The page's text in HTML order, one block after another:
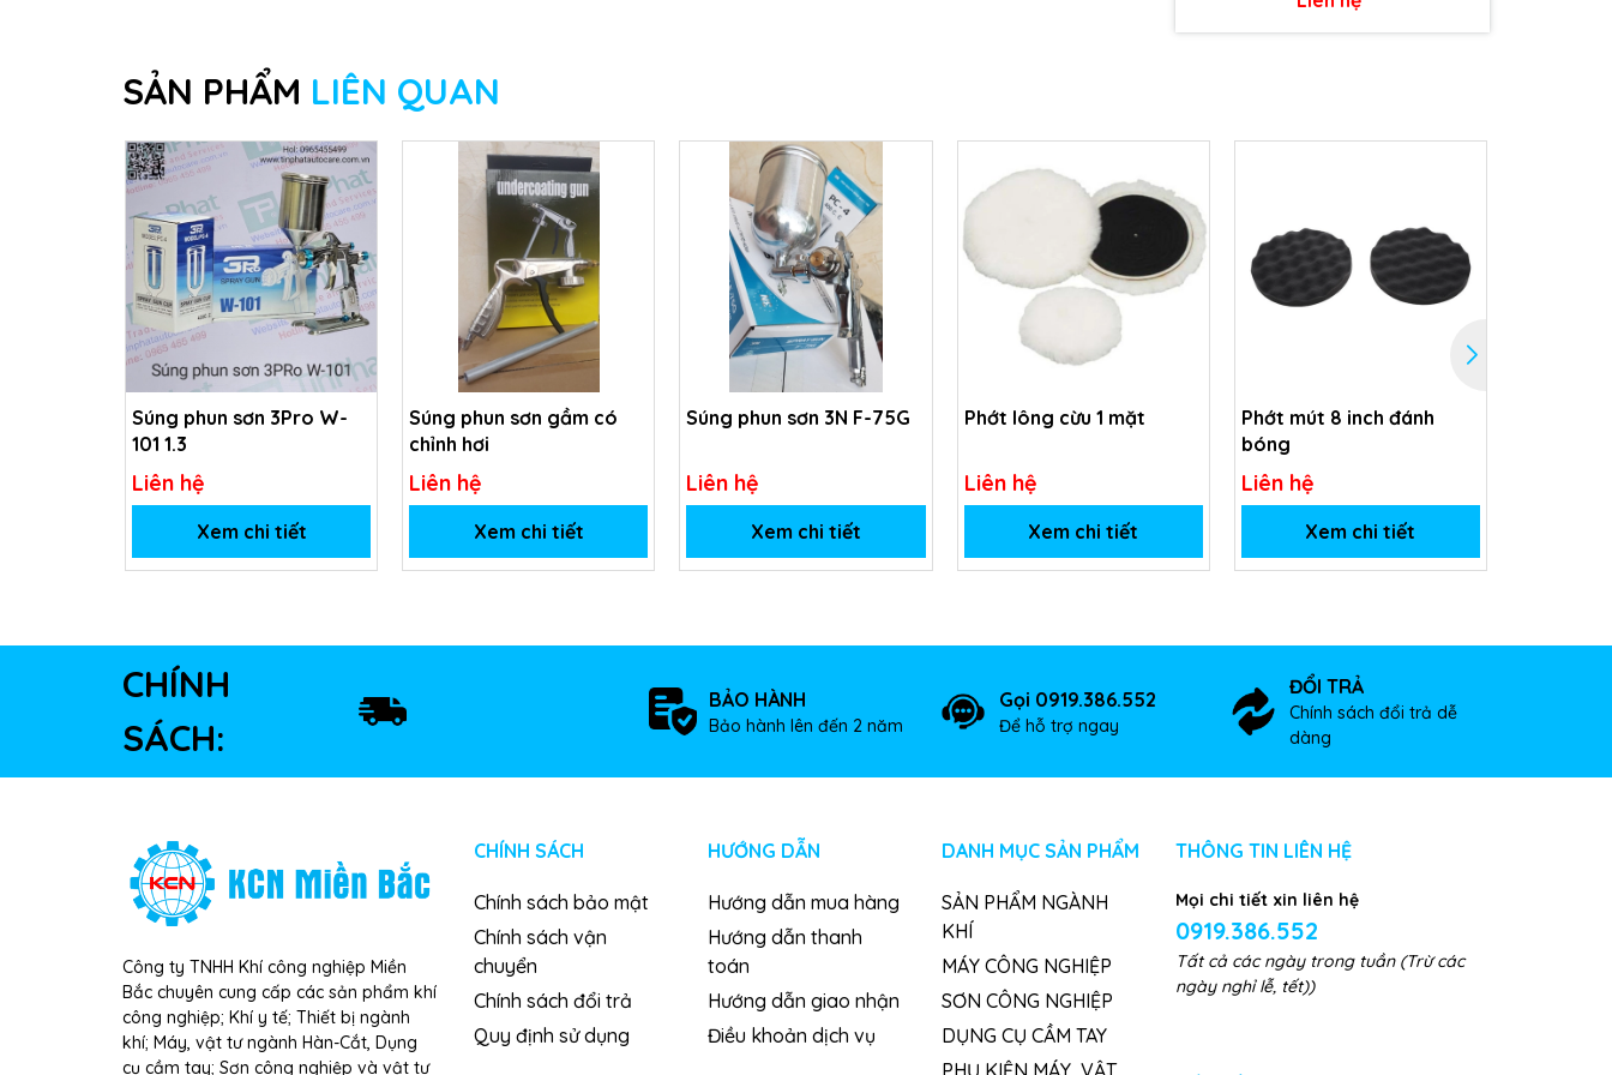
SẢN PHẨM LIÊN QUAN
Súng phun sơn 3Pro W-
101 1.3
Liên hệ
Xem chi tiết
Súng phun sơn gầm có
chỉnh hơi
Liên hệ
Xem chi tiết
Súng phun sơn 3N F-75G
Liên hệ
Xem chi tiết
Phớt lông cừu 1 mặt
Liên hệ
Xem chi tiết
Phớt mút 8 inch đánh
bóng
Liên hệ
Xem chi tiết
CHÍNH
SÁCH:
BẢO HÀNH
Bảo hành lên đến 2 năm
Gọi 0919.386.552
Để hỗ trợ ngay
ĐỔI TRẢ
Chính sách đổi trả dễ
dàng
Công ty TNHH Khí công nghiệp Miền
Bắc chuyên cung cấp các sản phẩm khí
công nghiệp; Khí y tế; Thiết bị ngành
khí; Máy, vật tư ngành Hàn-Cắt, Dụng
cụ cầm tay; Sơn công nghiệp và vật tư
CHÍNH SÁCH
Chính sách bảo mật
Chính sách vận
chuyển
Chính sách đổi trả
Quy định sử dụng
HƯỚNG DẪN
Hướng dẫn mua hàng
Hướng dẫn thanh
toán
Hướng dẫn giao nhận
Điều khoản dịch vụ
DANH MỤC SẢN PHẨM
SẢN PHẨM NGÀNH
KHÍ
MÁY CÔNG NGHIỆP
SƠN CÔNG NGHIỆP
DỤNG CỤ CẦM TAY
THÔNG TIN LIÊN HỆ
Mọi chi tiết xin liên hệ
0919.386.552
Tất cả các ngày trong tuần (Trừ các
ngày nghỉ lễ, tết))